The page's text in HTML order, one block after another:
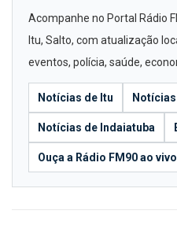
Acompanhe no Portal Rádio
Itu, Salto, com atualização
eventos, polícia, saúde,
Notícias de Itu
Notícias de Indaiatuba
Ouça a Rádio FM90 ao vivo